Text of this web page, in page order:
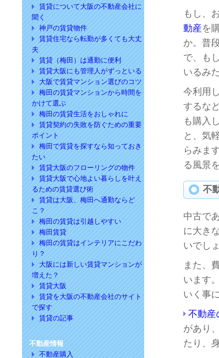
賃貸について大阪の不動産会社に
聞く
神戸の賃貸物件
賃貸住宅なら転勤が多くても大丈
夫
賃貸（梅田）は通勤に便利
賃貸大阪にも管理人がずっといる
大阪で賃貸マンション選びのコツ
梅田の賃貸マンションから時間を
かけて選ぶ
梅田の賃貸生活をおしゃれに
賃貸契約の失敗を防ぐための重要
ポイント
梅田で賃貸を探すなら知っておき
たい
賃貸大阪のフローリングの物件
賃貸大阪で心地よい暮らしを叶え
るための賃貸選び術
賃貸は大阪、梅田へ通勤ならど
こ？
梅田の賃貸は引越しやすい
梅田賃貸
梅田の賃貸はインテリアにこだわ
り？
大阪には新しい賃貸マンションが
増えた？
賃貸大阪
賃貸を大阪の不動産会社のサイト
で探す
賃貸の記事
不動産情報
不動産購入
もし、
動産を
か。普
で、も
いるみ
今利用
するな
も購入
と、気
らみま
る風景
不
中古で
に大き
いでし
また、
います
いく事
不動産
があり
たり、